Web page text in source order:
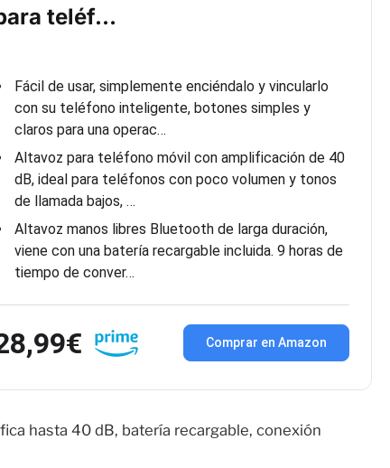
teléf…
Fácil de usar, simplemente enciéndalo y vincularlo
con su teléfono inteligente, botones simples y
claros para una operac…
Altavoz para teléfono móvil con amplificación de 40
dB, ideal para teléfonos con poco volumen y tonos
de llamada bajos, …
Altavoz manos libres Bluetooth de larga duración,
viene con una batería recargable incluida. 9 horas de
tiempo de conver…
Comprar en Amazon
hasta 40 dB, batería recargable, conexión